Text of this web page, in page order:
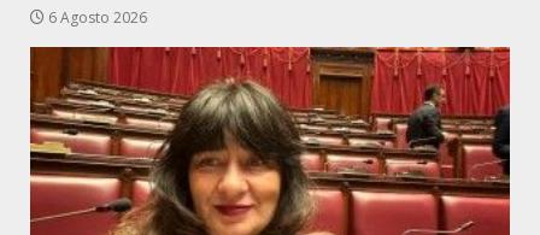
6 Agosto 2026